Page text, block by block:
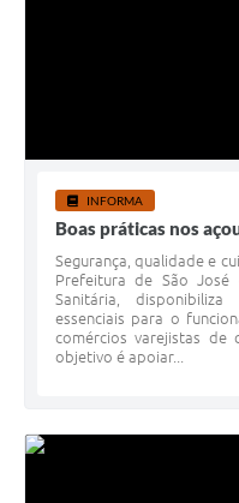
INFORMA
Boas práticas nos
Segurança, qualidade e
Prefeitura de São
Sanitária,
essenciais para o
comércios varejistas de
objetivo é apoiar...